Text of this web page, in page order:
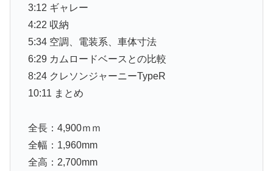
3:12 ギャレー
4:22 収納
5:34 空調、電装系、車体寸法
6:29 カムロードベースとの比較
8:24 クレソンジャーニーTypeR
10:11 まとめ
全長：4,900ｍｍ
全幅：1,960mm
全高：2,700mm